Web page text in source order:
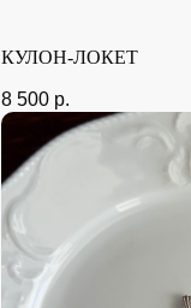
КУЛОН-ЛОКЕТ
8 500 р.